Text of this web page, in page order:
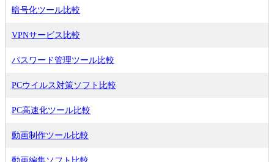
暗号化ツール比較
VPNサービス比較
パスワード管理ツール比較
PCウイルス対策ソフト比較
PC高速化ツール比較
動画制作ツール比較